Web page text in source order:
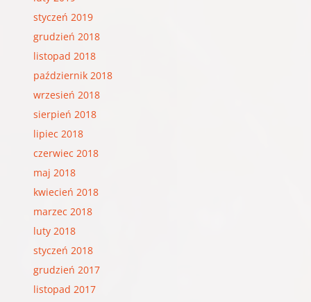
styczeń 2019
grudzień 2018
listopad 2018
październik 2018
wrzesień 2018
sierpień 2018
lipiec 2018
czerwiec 2018
maj 2018
kwiecień 2018
marzec 2018
luty 2018
styczeń 2018
grudzień 2017
listopad 2017